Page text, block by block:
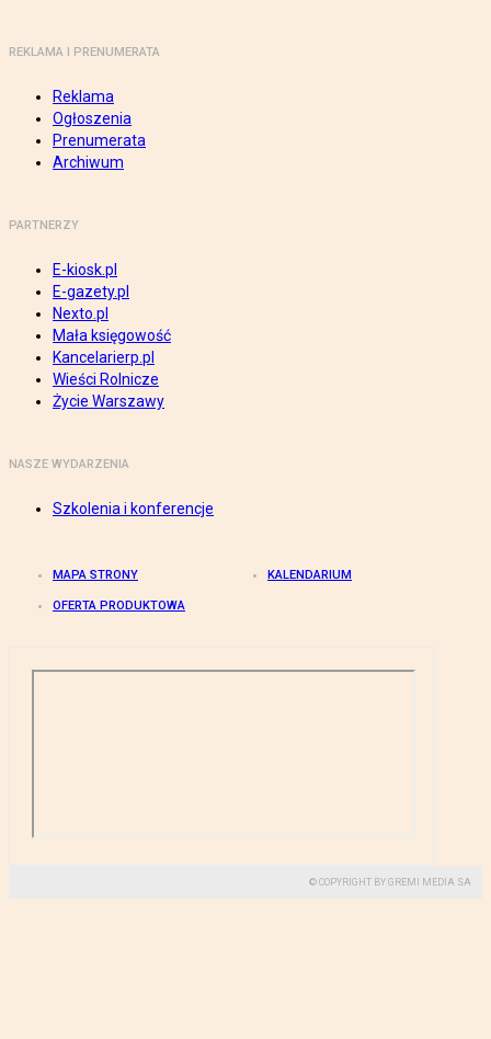
REKLAMA I PRENUMERATA
Reklama
Ogłoszenia
Prenumerata
Archiwum
PARTNERZY
E-kiosk.pl
E-gazety.pl
Nexto.pl
Mała księgowość
Kancelarierp.pl
Wieści Rolnicze
Życie Warszawy
NASZE WYDARZENIA
Szkolenia i konferencje
MAPA STRONY KALENDARIUM
OFERTA PRODUKTOWA
© COPYRIGHT BY GREMI MEDIA SA